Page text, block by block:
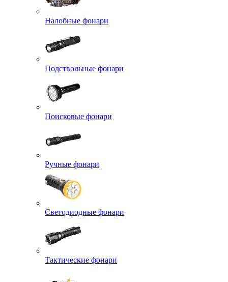
Налобные фонари
Подствольные фонари
Поисковые фонари
Ручные фонари
Светодиодные фонари
Тактические фонари